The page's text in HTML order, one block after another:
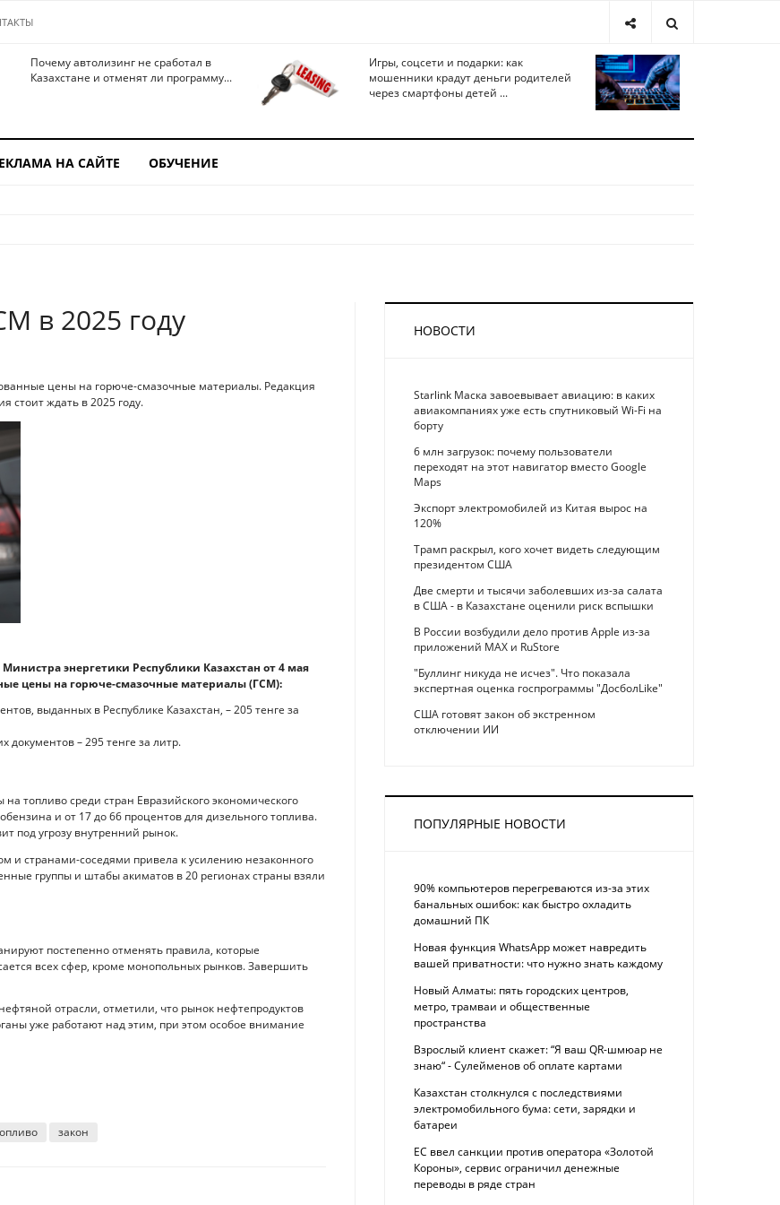
Почему автолизинг не сработал в
Казахстане и отменят ли программу...
Игры, соцсети и подарки: как
мошенники крадут деньги родителей
через смартфоны детей ...
НА САЙТЕ ОБУЧЕНИЕ
в 2025 году
цены на горюче-смазочные материалы. Редакция
стоит ждать в 2025 году.
энергетики Республики Казахстан от 4 мая
цены на горюче-смазочные материалы (ГСМ):
выданных в Республике Казахстан, – 205 тенге за
документов – 295 тенге за литр.
топливо среди стран Евразийского экономического
и от 17 до 66 процентов для дизельного топлива.
под угрозу внутренний рынок.
и странами-соседями привела к усилению незаконного
группы и штабы акиматов в 20 регионах страны взяли
постепенно отменять правила, которые
всех сфер, кроме монопольных рынков. Завершить
отрасли, отметили, что рынок нефтепродуктов
уже работают над этим, при этом особое внимание
закон
НОВОСТИ
Starlink Маска завоевывает авиацию: в каких
авиакомпаниях уже есть спутниковый Wi-Fi на
борту
6 млн загрузок: почему пользователи
переходят на этот навигатор вместо Google
Maps
Экспорт электромобилей из Китая вырос на
120%
Трамп раскрыл, кого хочет видеть следующим
президентом США
Две смерти и тысячи заболевших из-за салата
в США - в Казахстане оценили риск вспышки
В России возбудили дело против Apple из-за
приложений MAX и RuStore
"Буллинг никуда не исчез". Что показала
экспертная оценка госпрограммы "ДосболLike"
США готовят закон об экстренном
отключении ИИ
ПОПУЛЯРНЫЕ НОВОСТИ
90% компьютеров перегреваются из-за этих
банальных ошибок: как быстро охладить
домашний ПК
Новая функция WhatsApp может навредить
вашей приватности: что нужно знать каждому
Новый Алматы: пять городских центров,
метро, трамваи и общественные
пространства
Взрослый клиент скажет: “Я ваш QR-шмюар не
знаю“ - Сулейменов об оплате картами
Казахстан столкнулся с последствиями
электромобильного бума: сети, зарядки и
батареи
ЕС ввел санкции против оператора «Золотой
Короны», сервис ограничил денежные
переводы в ряде стран